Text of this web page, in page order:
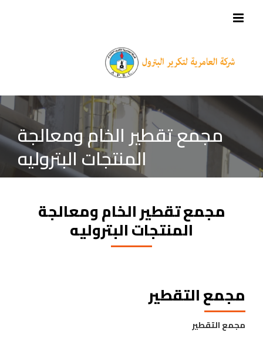
مجمع تقطير الخام ومعالجة
المنتجات البتروليه
مجمع تقطير الخام ومعالجة
المنتجات البتروليه
مجمع التقطير
مجمع التقطير